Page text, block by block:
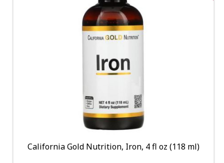
California Gold Nutrition, Iron, 4 fl oz (118 ml)